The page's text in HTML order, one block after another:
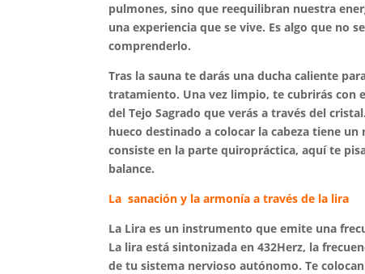
pulmones, sino que reequilibran nuestra
una experiencia que se vive. Es algo que no
comprenderlo.
Tras la sauna te darás una ducha caliente
tratamiento. Una vez limpio, te cubrirás con
del Tejo Sagrado que verás a través del
hueco destinado a colocar la cabeza tiene
consiste en la parte quiropráctica, aquí te
balance.
La sanación y la armonía a través de la lira
La Lira es un instrumento que emite una
La lira está sintonizada en 432Herz, la
de tu sistema nervioso autónomo. Te